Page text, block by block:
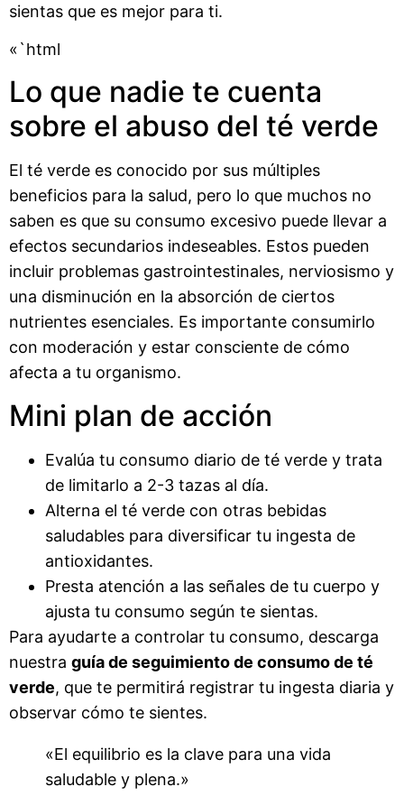
sientas que es mejor para ti.
«`html
Lo que nadie te cuenta
sobre el abuso del té verde
El té verde es conocido por sus múltiples
beneficios para la salud, pero lo que muchos no
saben es que su consumo excesivo puede llevar a
efectos secundarios indeseables. Estos pueden
incluir problemas gastrointestinales, nerviosismo y
una disminución en la absorción de ciertos
nutrientes esenciales. Es importante consumirlo
con moderación y estar consciente de cómo
afecta a tu organismo.
Mini plan de acción
Evalúa tu consumo diario de té verde y trata
de limitarlo a 2-3 tazas al día.
Alterna el té verde con otras bebidas
saludables para diversificar tu ingesta de
antioxidantes.
Presta atención a las señales de tu cuerpo y
ajusta tu consumo según te sientas.
Para ayudarte a controlar tu consumo, descarga
nuestra guía de seguimiento de consumo de té
verde, que te permitirá registrar tu ingesta diaria y
observar cómo te sientes.
«El equilibrio es la clave para una vida
saludable y plena.»